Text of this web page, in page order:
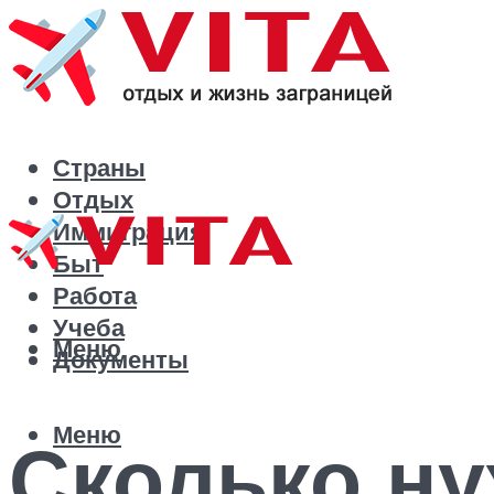
Страны
Отдых
Иммиграция
Быт
Работа
Учеба
Документы
Меню
Меню